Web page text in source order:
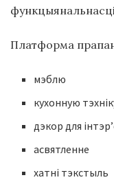
Платформа
мэблю
кухонную
дэкор для
асвятленне
хатні тэкстыль